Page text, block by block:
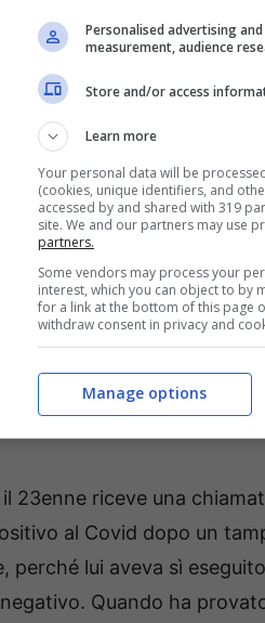
multe, in caso di controlli.
per l’errata positività
aver fatto il vaccino anti
riceve una
al Covid dopo un
perché lui aveva sì
Quando ha
Personalised advertising
measurement, audience
Store and/or access
Learn more
Your personal data will be
(cookies, unique identifiers, and
accessed by and shared with 319
site. We and our partners may use
partners.
Some vendors may process your
interest, which you can object to by
for a link at the bottom of this page
withdraw consent in privacy and
Manage options